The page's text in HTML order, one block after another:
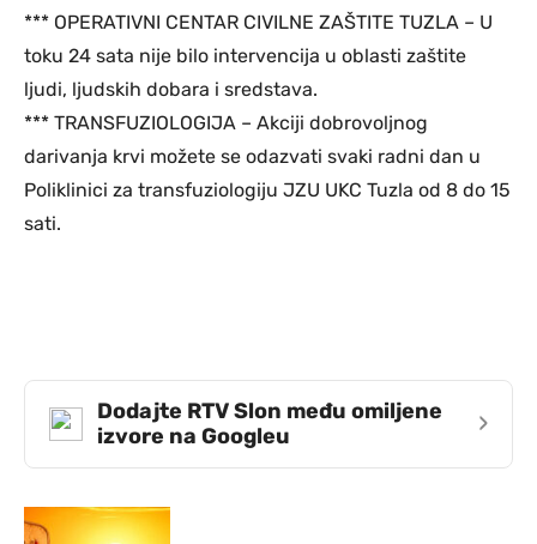
*** OPERATIVNI CENTAR CIVILNE ZAŠTITE TUZLA – U
toku 24 sata nije bilo intervencija u oblasti zaštite
ljudi, ljudskih dobara i sredstava.
*** TRANSFUZIOLOGIJA – Akciji dobrovoljnog
darivanja krvi možete se odazvati svaki radni dan u
Poliklinici za transfuziologiju JZU UKC Tuzla od 8 do 15
sati.
Dodajte RTV Slon među omiljene
izvore na Googleu
›